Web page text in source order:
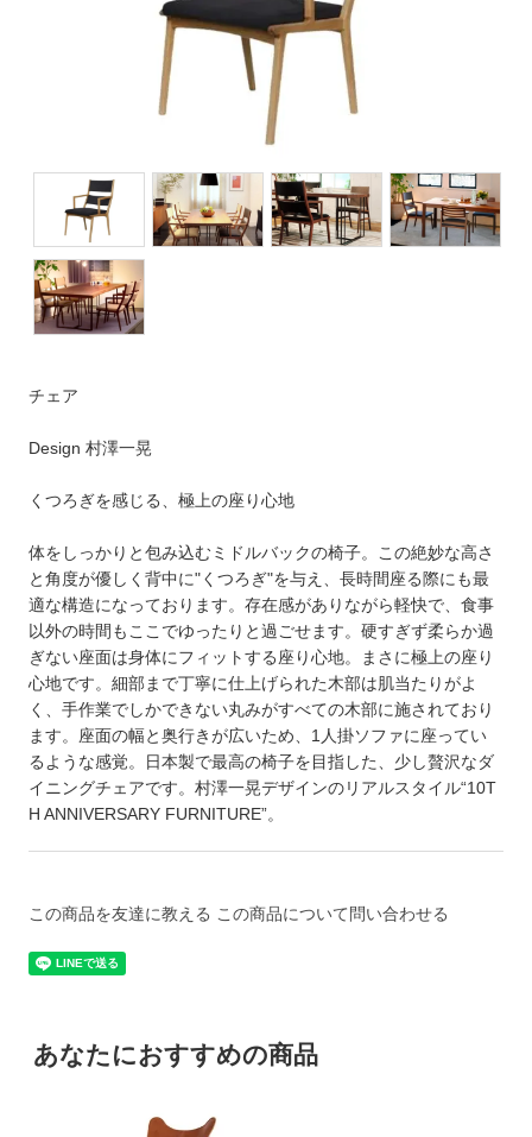
チェア
Design 村澤一晃
くつろぎを感じる、極上の座り心地
体をしっかりと包み込むミドルバックの椅子。この絶妙な高さ
と角度が優しく背中に"くつろぎ"を与え、長時間座る際にも最
適な構造になっております。存在感がありながら軽快で、食事
以外の時間もここでゆったりと過ごせます。硬すぎず柔らか過
ぎない座面は身体にフィットする座り心地。まさに極上の座り
心地です。細部まで丁寧に仕上げられた木部は肌当たりがよ
く、手作業でしかできない丸みがすべての木部に施されており
ます。座面の幅と奥行きが広いため、1人掛ソファに座ってい
るような感覚。日本製で最高の椅子を目指した、少し贅沢なダ
イニングチェアです。村澤一晃デザインのリアルスタイル“10T
H ANNIVERSARY FURNITURE”。
この商品を友達に教える この商品について問い合わせる
あなたにおすすめの商品